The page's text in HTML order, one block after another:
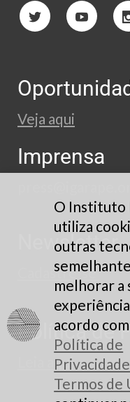
Veja aqui
Imprensa
Newsletter
Cadastre-se
Política de
Leia aqui
O Instituto
utiliza
outras
melhorar a
acordo com
Política de
Termos de